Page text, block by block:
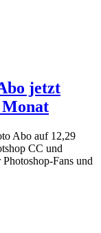
jetzt
Abo auf 12,29
CC und
Fans und